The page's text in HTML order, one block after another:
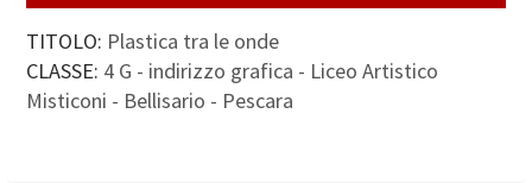
TITOLO: Plastica tra le onde
CLASSE: 4 G - indirizzo grafica - Liceo Artistico
Misticoni - Bellisario - Pescara